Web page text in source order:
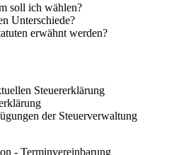
soll ich wählen?
Unterschiede?
erwähnt werden?
Steuererklärung
der Steuerverwaltung
- Terminvereinbarung